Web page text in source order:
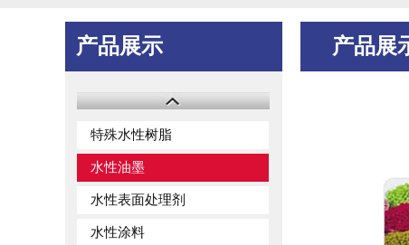
产品展示
特殊水性树脂
水性油墨
水性表面处理剂
水性涂料
产品展